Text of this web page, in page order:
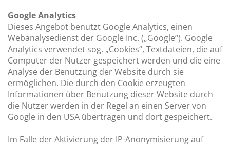
Google Analytics
Dieses Angebot benutzt Google Analytics, einen
Webanalysedienst der Google Inc. („Google“). Google
Analytics verwendet sog. „Cookies“, Textdateien, die auf
Computer der Nutzer gespeichert werden und die eine
Analyse der Benutzung der Website durch sie
ermöglichen. Die durch den Cookie erzeugten
Informationen über Benutzung dieser Website durch
die Nutzer werden in der Regel an einen Server von
Google in den USA übertragen und dort gespeichert.
Im Falle der Aktivierung der IP-Anonymisierung auf